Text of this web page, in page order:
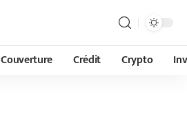
Couverture Crédit Crypto